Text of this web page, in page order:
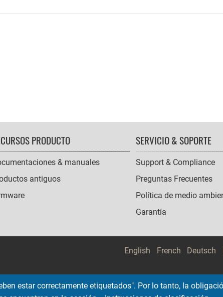
PRODUCTO
& manuales
antiguos
SERVICIO & SOPORTE
Support & Compliance
Preguntas Frecuentes
Política de medio
Garantía
English French Deutsch
estar correctamente etiquetados". Por lo tanto, la